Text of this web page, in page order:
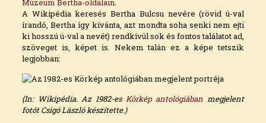
A Wikipédia keresés Bertha Bulcsu nevére (rövid ú-val
írandó, Bertha így kívánta, azt mondta soha senki nem ejti
ki hosszú ú-val a nevét) rendkívül sok és fontos találatot ad,
szöveget is, képet is. Nekem talán ez a képe tetszik
legjobban:
(In: Wikipédia. Az 1982-es Körkép antológiában megjelent
fotót Csigó László készítette.)